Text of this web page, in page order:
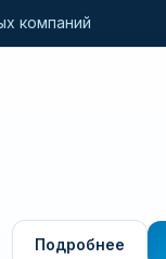
компаний
Подробнее